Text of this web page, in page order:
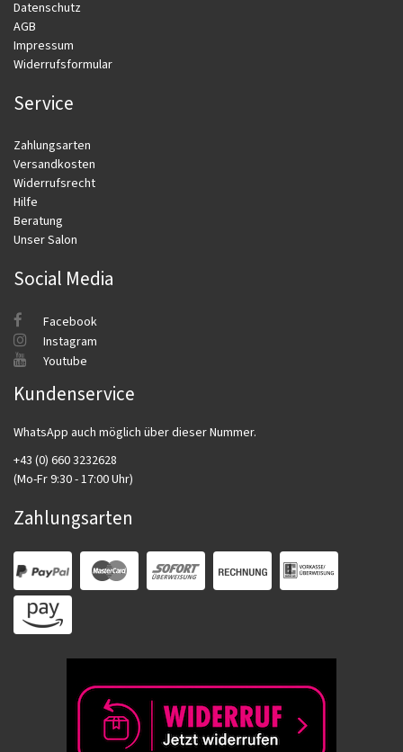
Datenschutz
AGB
Impressum
Widerrufsformular
Service
Zahlungsarten
Versandkosten
Widerrufsrecht
Hilfe
Beratung
Unser Salon
Social Media
Facebook
Instagram
Youtube
Kundenservice
WhatsApp auch möglich über dieser Nummer.
+43 (0) 660 3232628
(Mo-Fr 9:30 - 17:00 Uhr)
Zahlungsarten